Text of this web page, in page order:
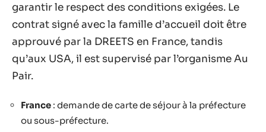
garantir le respect des conditions exigées. Le
contrat signé avec la famille d’accueil doit être
approuvé par la DREETS en France, tandis
qu’aux USA, il est supervisé par l’organisme Au
Pair.
France : demande de carte de séjour à la préfecture
ou sous-préfecture.